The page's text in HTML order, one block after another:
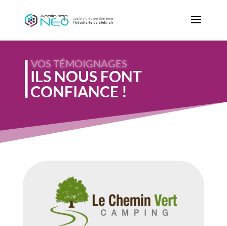
VOS TÉMOIGNAGES
ILS NOUS FONT
CONFIANCE !
|